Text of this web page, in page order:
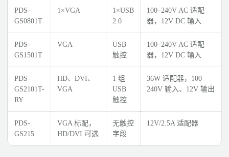
PDS-
GS0801T
1×VGA
1×USB
2.0
100–240V AC 适配
器，12V DC 输入
PDS-
GS1501T
VGA
USB
触控
100–240V AC 适配
器，12V DC 输入
PDS-
GS2101T-
RY
HD、DVI、
VGA
1 组
USB
触控
36W 适配器，100–
240V 输入、12V 输出
PDS-
GS215
VGA 标配，
HD/DVI 可选
无触控
字段
12V/2.5A 适配器